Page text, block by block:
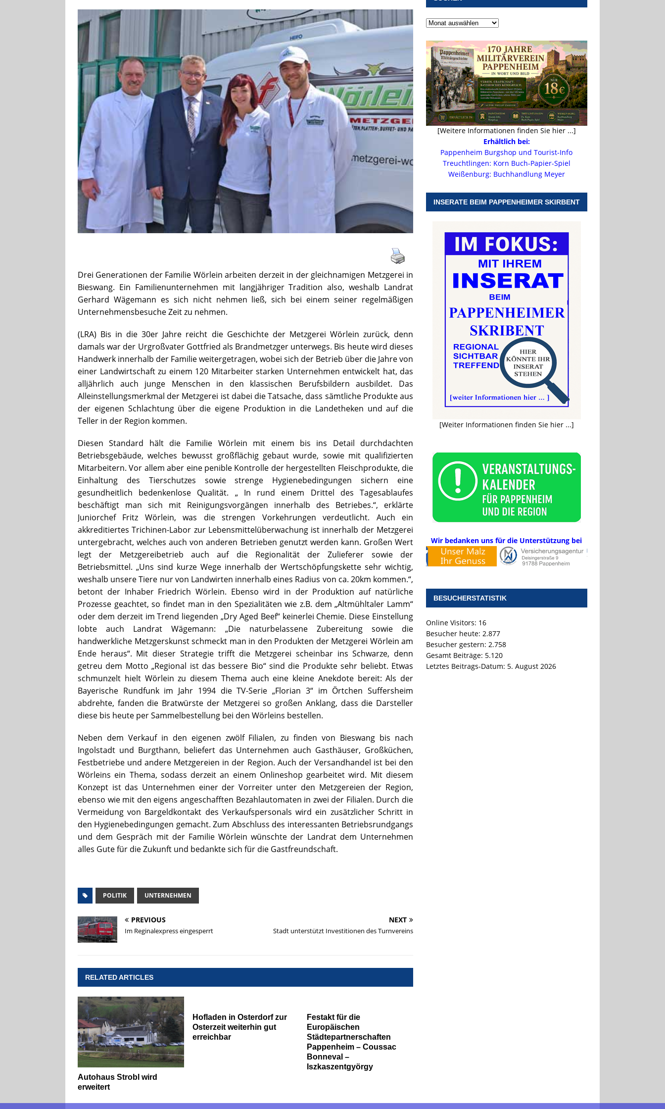
VERANSTALTUNGEN
Neue Naturparkführer verstärken das Angebot im Altmühltal
TOURISTIK
[ 5. August 2026 ]
Stellenangebot beim Wasserzweckverband links der Altmühl
UNTERNEHMEN
Drei Generationen der Familie Wörlein arbeiten derzeit in der gleichnamigen Metzgerei in
Bieswang. Ein Familienunternehmen mit langjähriger Tradition also, weshalb Landrat
Gerhard Wägemann es sich nicht nehmen ließ, sich bei einem seiner regelmäßigen
Unternehmensbesuche Zeit zu nehmen.
(LRA) Bis in die 30er Jahre reicht die Geschichte der Metzgerei Wörlein zurück, denn
damals war der Urgroßvater Gottfried als Brandmetzger unterwegs. Bis heute wird dieses
Handwerk innerhalb der Familie weitergetragen, wobei sich der Betrieb über die Jahre von
einer Landwirtschaft zu einem 120 Mitarbeiter starken Unternehmen entwickelt hat, das
alljährlich auch junge Menschen in den klassischen Berufsbildern ausbildet. Das
Alleinstellungsmerkmal der Metzgerei ist dabei die Tatsache, dass sämtliche Produkte aus
der eigenen Schlachtung über die eigene Produktion in die Landetheken und auf die
Teller in der Region kommen.
Diesen Standard hält die Familie Wörlein mit einem bis ins Detail durchdachten
Betriebsgebäude, welches bewusst großflächig gebaut wurde, sowie mit qualifizierten
Mitarbeitern. Vor allem aber eine penible Kontrolle der hergestellten Fleischprodukte, die
Einhaltung des Tierschutzes sowie strenge Hygienebedingungen sichern eine
gesundheitlich bedenkenlose Qualität. „ In rund einem Drittel des Tagesablaufes
beschäftigt man sich mit Reinigungsvorgängen innerhalb des Betriebes.“, erklärte
Juniorchef Fritz Wörlein, was die strengen Vorkehrungen verdeutlicht. Auch ein
akkreditiertes Trichinen-Labor zur Lebensmittelüberwachung ist innerhalb der Metzgerei
untergebracht, welches auch von anderen Betrieben genutzt werden kann. Großen Wert
legt der Metzgereibetrieb auch auf die Regionalität der Zulieferer sowie der
Betriebsmittel. „Uns sind kurze Wege innerhalb der Wertschöpfungskette sehr wichtig,
weshalb unsere Tiere nur von Landwirten innerhalb eines Radius von ca. 20km kommen.“,
betont der Inhaber Friedrich Wörlein. Ebenso wird in der Produktion auf natürliche
Prozesse geachtet, so findet man in den Spezialitäten wie z.B. dem „Altmühltaler Lamm“
oder dem derzeit im Trend liegenden „Dry Aged Beef“ keinerlei Chemie. Diese Einstellung
lobte auch Landrat Wägemann: „Die naturbelassene Zubereitung sowie die
handwerkliche Metzgerskunst schmeckt man in den Produkten der Metzgerei Wörlein am
Ende heraus“. Mit dieser Strategie trifft die Metzgerei scheinbar ins Schwarze, denn
getreu dem Motto „Regional ist das bessere Bio“ sind die Produkte sehr beliebt. Etwas
schmunzelt hielt Wörlein zu diesem Thema auch eine kleine Anekdote bereit: Als der
Bayerische Rundfunk im Jahr 1994 die TV-Serie „Florian 3“ im Örtchen Suffersheim
abdrehte, fanden die Bratwürste der Metzgerei so großen Anklang, dass die Darsteller
diese bis heute per Sammelbestellung bei den Wörleins bestellen.
Neben dem Verkauf in den eigenen zwölf Filialen, zu finden von Bieswang bis nach
Ingolstadt und Burgthann, beliefert das Unternehmen auch Gasthäuser, Großküchen,
Festbetriebe und andere Metzgereien in der Region. Auch der Versandhandel ist bei den
Wörleins ein Thema, sodass derzeit an einem Onlineshop gearbeitet wird. Mit diesem
Konzept ist das Unternehmen einer der Vorreiter unter den Metzgereien der Region,
ebenso wie mit den eigens angeschafften Bezahlautomaten in zwei der Filialen. Durch die
Vermeidung von Bargeldkontakt des Verkaufspersonals wird ein zusätzlicher Schritt in
den Hygienebedingungen gemacht. Zum Abschluss des interessanten Betriebsrundgangs
und dem Gespräch mit der Familie Wörlein wünschte der Landrat dem Unternehmen
alles Gute für die Zukunft und bedankte sich für die Gastfreundschaft.
POLITIK UNTERNEHMEN
PREVIOUS
Im Reginalexpress eingesperrt
NEXT
Stadt unterstützt Investitionen des Turnvereins
RELATED ARTICLES
Autohaus Strobl wird
erweitert
Hofladen in Osterdorf zur
Osterzeit weiterhin gut
erreichbar
Festakt für die
Europäischen
Städtepartnerschaften
Pappenheim – Coussac
Bonneval –
Iszkaszentgyörgy
[Weitere Informationen finden Sie hier ...]
Erhältlich bei:
Pappenheim Burgshop und Tourist-Info
Treuchtlingen: Korn Buch-Papier-Spiel
Weißenburg: Buchhandlung Meyer
INSERATE BEIM PAPPENHEIMER SKIRBENT
[Weiter Informationen finden Sie hier ...]
Wir bedanken uns für die Unterstützung bei
BESUCHERSTATISTIK
Online Visitors: 16
Besucher heute: 2.877
Besucher gestern: 2.758
Gesamt Beiträge: 5.120
Letztes Beitrags-Datum: 5. August 2026